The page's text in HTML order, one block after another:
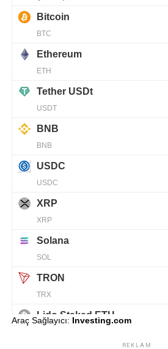
Araç Sağlayıcı: Investing.com
REKLAM